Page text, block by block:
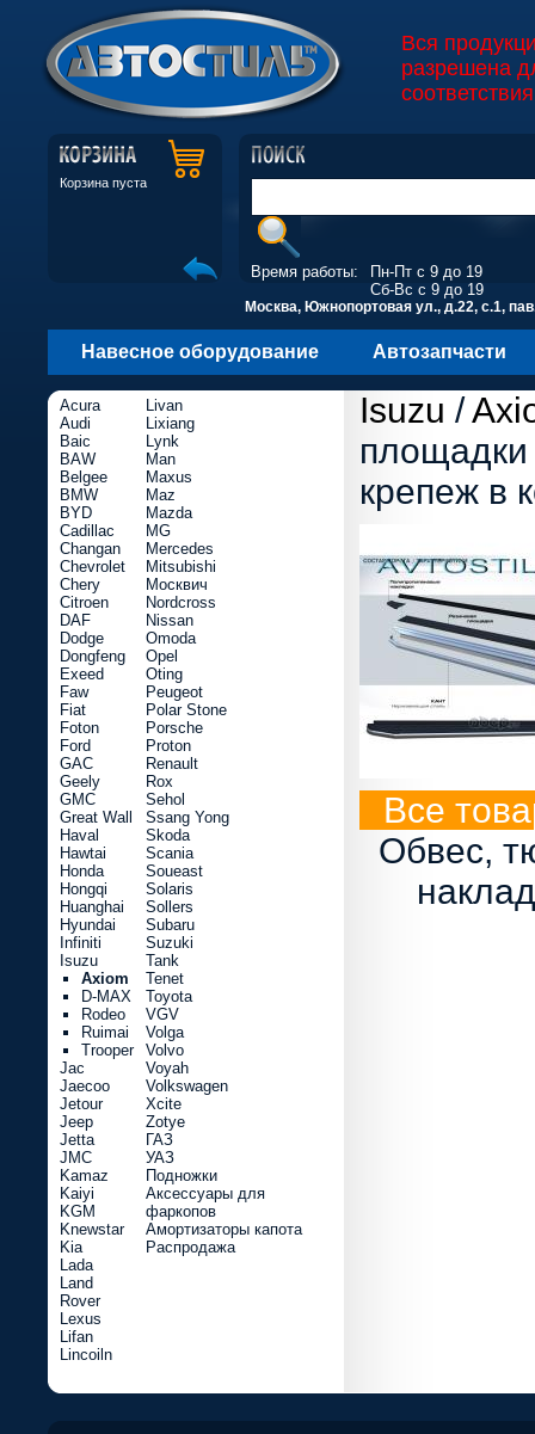
Вся
разрешена
Корзина пуста
Время работы:
Пн-Пт с 9 до 19
Сб-Вс с 9 до 19
Москва, Южнопортовая ул., д.22, с.1,
Навесное оборудование Автозапчасти
Isuzu /
площадки
крепеж в
Все
Обвес,
Acura
Audi
Baic
BAW
Belgee
BMW
BYD
Cadillac
Changan
Chevrolet
Chery
Citroen
DAF
Dodge
Dongfeng
Exeed
Faw
Fiat
Foton
Ford
GAC
Geely
GMC
Great Wall
Haval
Hawtai
Honda
Hongqi
Huanghai
Hyundai
Infiniti
Isuzu
Axiom
D-MAX
Rodeo
Ruimai
Trooper
Jac
Jaecoo
Jetour
Jeep
Jetta
JMC
Kamaz
Kaiyi
KGM
Knewstar
Kia
Lada
Land
Rover
Lexus
Lifan
Lincoiln
Livan
Lixiang
Lynk
Man
Maxus
Maz
Mazda
MG
Mercedes
Mitsubishi
Москвич
Nordcross
Nissan
Omoda
Opel
Oting
Peugeot
Polar Stone
Porsche
Proton
Renault
Rox
Sehol
Ssang Yong
Skoda
Scania
Soueast
Solaris
Sollers
Subaru
Suzuki
Tank
Tenet
Toyota
VGV
Volga
Volvo
Voyah
Volkswagen
Xcite
Zotye
ГАЗ
УАЗ
Подножки
Аксессуары для
фаркопов
Амортизаторы капота
Распродажа